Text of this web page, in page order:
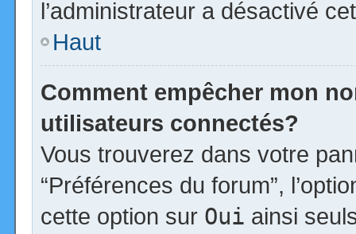
l’administrateur a désactivé
Haut
Comment empêcher mon
utilisateurs connectés?
Vous trouverez dans votre
“Préférences du forum”,
cette option sur Oui ainsi